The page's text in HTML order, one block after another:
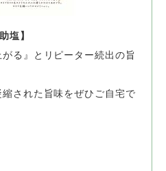
塩】
がる』とリピーター続出の旨
された旨味をぜひご自宅で
い。